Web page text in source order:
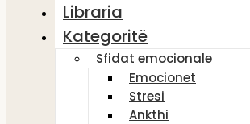
Libraria
Kategoritë
Sfidat emocionale
Emocionet
Stresi
Ankthi